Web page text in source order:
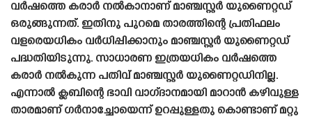
വർഷത്തെ കരാർ നൽകാനാണ് മാഞ്ചസ്റ്റർ യുണൈറ്റഡ്
ഒരുങ്ങുന്നത്. ഇതിനു പുറമെ താരത്തിന്റെ പ്രതിഫലം
വളരെയധികം വർധിപ്പിക്കാനും മാഞ്ചസ്റ്റർ യുണൈറ്റഡ്
പദ്ധതിയിടുന്നു. സാധാരണ ഇത്രയധികം വർഷത്തെ
കരാർ നൽകുന്ന പതിവ് മാഞ്ചസ്റ്റർ യുണൈറ്റഡിനില്ല.
എന്നാൽ ക്ലബിന്റെ ഭാവി വാഗ്‌ദാനമായി മാറാൻ കഴിവുള്ള
താരമാണ് ഗർനാച്ചോയെന്ന് ഉറപ്പുള്ളതു കൊണ്ടാണ് മറ്റു